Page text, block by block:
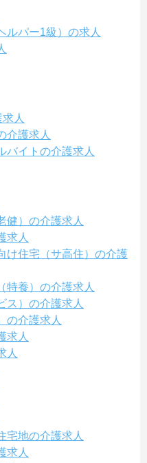
ルパー1級）の求人
人
介護求人
バイトの介護求人
健）の介護求人
求人
け住宅（サ高住）の介護
特養）の介護求人
ス）の介護求人
の介護求人
求人
人
宅地の介護求人
求人